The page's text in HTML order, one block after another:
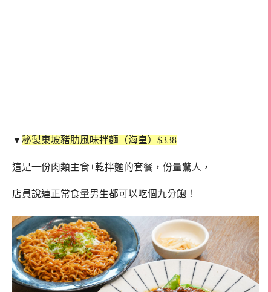
▼秘製東坡豬肋風味拌麵（海皇）$338
這是一份肉類主食+乾拌麵的套餐，份量驚人，
店員說連正常食量男生都可以吃個九分飽！